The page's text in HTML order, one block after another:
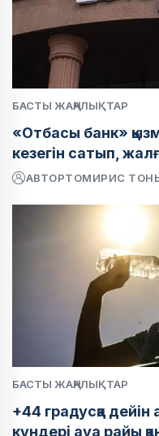
БАСТЫ ЖАҢАЛЫҚТАР
«Отбасы банк»
кезегін сатып,
АВТОРТОМИРИС
БАСТЫ ЖАҢАЛЫҚТАР
+44 градусқа
күндері ауа райы